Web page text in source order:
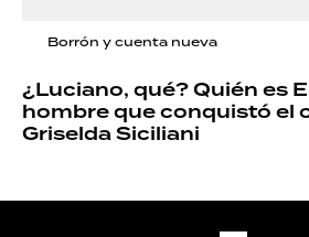
Borrón y cuenta nueva
¿Luciano, qué? Quién es
hombre que conquistó el
Griselda Siciliani